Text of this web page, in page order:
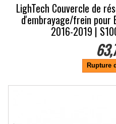
LighTech Couvercle de
d'embrayage/frein pour
2016-2019 |
Rupture